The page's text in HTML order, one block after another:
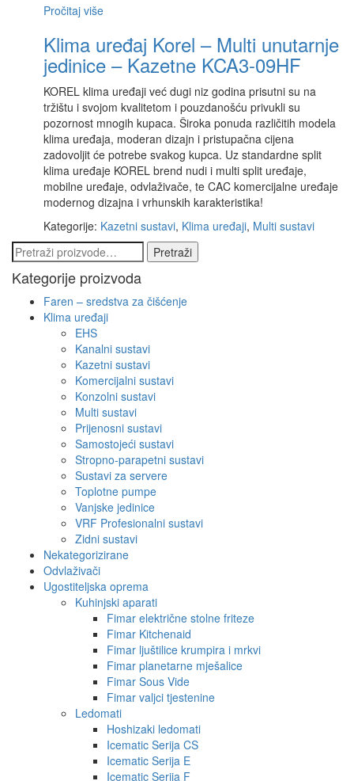
Pročitaj više
Klima uređaj Korel – Multi unutarnje
jedinice – Kazetne KCA3-09HF
KOREL klima uređaji već dugi niz godina prisutni su na
tržištu i svojom kvalitetom i pouzdanošću privukli su
pozornost mnogih kupaca. Široka ponuda različitih modela
klima uređaja, moderan dizajn i pristupačna cijena
zadovoljit će potrebe svakog kupca. Uz standardne split
klima uređaje KOREL brend nudi i multi split uređaje,
mobilne uređaje, odvlaživače, te CAC komercijalne uređaje
modernog dizajna i vrhunskih karakteristika!
Kategorije: Kazetni sustavi, Klima uređaji, Multi sustavi
Pretraži:
Pretraži
Kategorije proizvoda
Faren – sredstva za čišćenje
Klima uređaji
EHS
Kanalni sustavi
Kazetni sustavi
Komercijalni sustavi
Konzolni sustavi
Multi sustavi
Prijenosni sustavi
Samostojeći sustavi
Stropno-parapetni sustavi
Sustavi za servere
Toplotne pumpe
Vanjske jedinice
VRF Profesionalni sustavi
Zidni sustavi
Nekategorizirane
Odvlaživači
Ugostiteljska oprema
Kuhinjski aparati
Fimar električne stolne friteze
Fimar Kitchenaid
Fimar ljuštilice krumpira i mrkvi
Fimar planetarne mješalice
Fimar Sous Vide
Fimar valjci tjestenine
Ledomati
Hoshizaki ledomati
Icematic Serija CS
Icematic Serija E
Icematic Serija F